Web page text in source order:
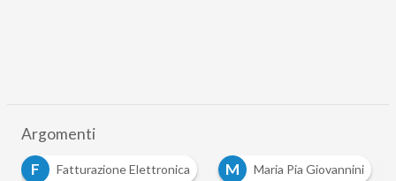
Argomenti
F
Fatturazione Elettronica M Maria Pia Giovannini